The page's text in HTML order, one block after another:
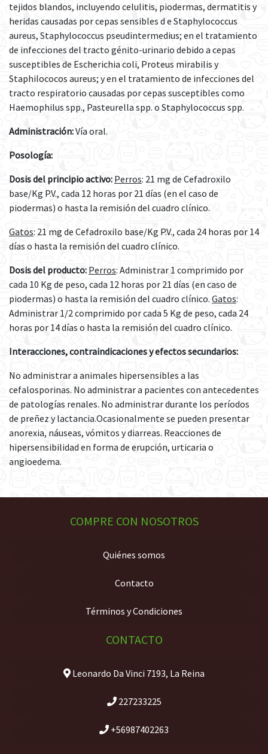
tejidos blandos, incluyendo celulitis, piodermas, dermatitis y
heridas causadas por cepas sensibles d e Staphylococcus
aureus, Staphylococcus pseudintermedius; en el tratamiento
de infecciones del tracto génito-urinario debido a cepas
susceptibles de Escherichia coli, Proteus mirabilis y
Staphilococos aureus; y en el tratamiento de infecciones del
tracto respiratorio causadas por cepas susceptibles como
Haemophilus spp., Pasteurella spp. o Staphylococcus spp.
Administración:Vía oral.
Posología:
Dosis del principio activo: Perros: 21 mg de Cefadroxilo
base/Kg P.V., cada 12 horas por 21 días (en el caso de
piodermas) o hasta la remisión del cuadro clínico.
Gatos: 21 mg de Cefadroxilo base/Kg P.V., cada 24 horas por 14
días o hasta la remisión del cuadro clínico.
Dosis del producto: Perros: Administrar 1 comprimido por
cada 10 Kg de peso, cada 12 horas por 21 días (en caso de
piodermas) o hasta la remisión del cuadro clínico. Gatos:
Administrar 1/2 comprimido por cada 5 Kg de peso, cada 24
horas por 14 días o hasta la remisión del cuadro clínico.
Interacciones, contraindicaciones y efectos secundarios:
No administrar a animales hipersensibles a las
cefalosporinas. No administrar a pacientes con antecedentes
de patologías renales. No administrar durante los períodos
de preñez y lactancia.Ocasionalmente se pueden presentar
anorexia, náuseas, vómitos y diarreas. Reacciones de
hipersensibilidad en forma de erupción, urticaria o
angioedema.
COMPRE CON NOSOTROS
Quiénes somos
Contacto
Términos y Condiciones
CONTACTO
Leonardo Da Vinci 7193, La Reina
227233225
+56987402263